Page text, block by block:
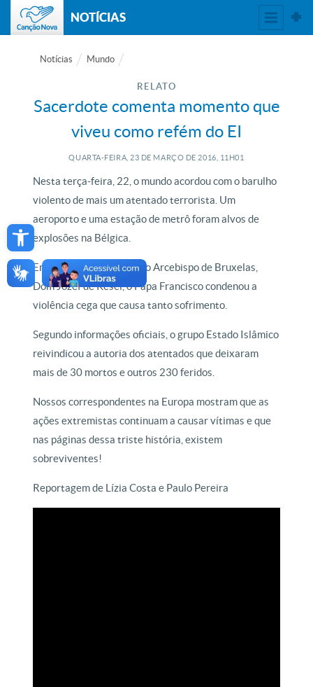
Open toolbar
NOTÍCIAS
Notícias Mundo
RELATO
Sacerdote comenta momento que
viveu como refém do EI
QUARTA-FEIRA, 23 DE MARÇO DE 2016, 11H01
Nesta terça-feira, 22, o mundo acordou com o barulho
violento de mais um atentado terrorista. Um
aeroporto e uma estação de metrô foram alvos de
explosões na Bélgica.
Em telegrama, enviado ao Arcebispo de Bruxelas,
Dom Jozef de Kesel, o Papa Francisco condenou a
violência cega que causa tanto sofrimento.
Segundo informações oficiais, o grupo Estado Islâmico
reivindicou a autoria dos atentados que deixaram
mais de 30 mortos e outros 230 feridos.
Nossos correspondentes na Europa mostram que as
ações extremistas continuam a causar vítimas e que
nas páginas dessa triste história, existem
sobreviventes!
Reportagem de Lízia Costa e Paulo Pereira